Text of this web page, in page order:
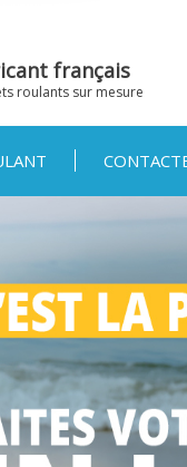
français
roulants sur mesure